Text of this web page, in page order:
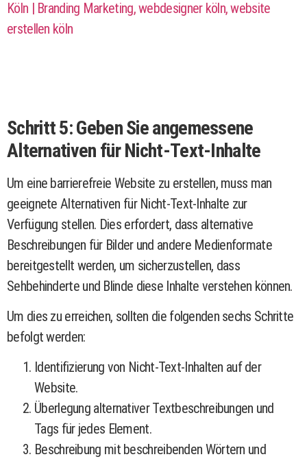
Schritt 5: Geben Sie angemessene
Alternativen für Nicht-Text-Inhalte
Um eine barrierefreie Website zu erstellen, muss man
geeignete Alternativen für Nicht-Text-Inhalte zur
Verfügung stellen. Dies erfordert, dass alternative
Beschreibungen für Bilder und andere Medienformate
bereitgestellt werden, um sicherzustellen, dass
Sehbehinderte und Blinde diese Inhalte verstehen können.
Um dies zu erreichen, sollten die folgenden sechs Schritte
befolgt werden:
Identifizierung von Nicht-Text-Inhalten auf der
Website.
Überlegung alternativer Textbeschreibungen und
Tags für jedes Element.
Beschreibung mit beschreibenden Wörtern und